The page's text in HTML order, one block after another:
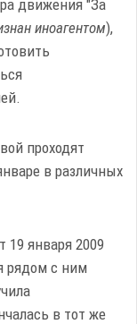
движения "За
иноагентом),
проходят
в различных
19 января 2009
рядом с ним
в тот же